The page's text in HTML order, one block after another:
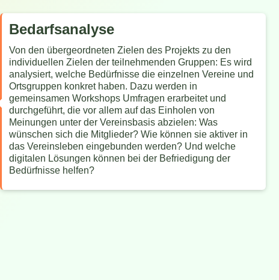
Bedarfsanalyse
Von den übergeordneten Zielen des Projekts zu den
individuellen Zielen der teilnehmenden Gruppen: Es wird
analysiert, welche Bedürfnisse die einzelnen Vereine und
Ortsgruppen konkret haben. Dazu werden in
gemeinsamen Workshops Umfragen erarbeitet und
durchgeführt, die vor allem auf das Einholen von
Meinungen unter der Vereinsbasis abzielen: Was
wünschen sich die Mitglieder? Wie können sie aktiver in
das Vereinsleben eingebunden werden? Und welche
digitalen Lösungen können bei der Befriedigung der
Bedürfnisse helfen?